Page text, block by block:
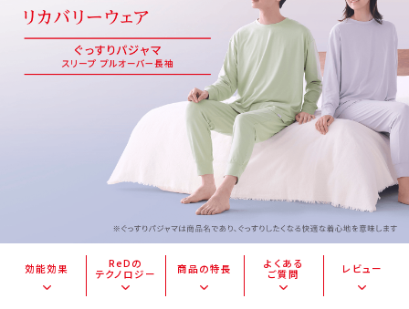
効能効果
ReDの
テクノロジー
商品の特長
よくある
ご質問
レビュー